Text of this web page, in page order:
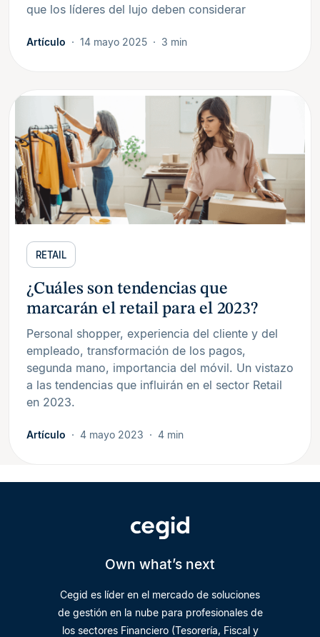
que los líderes del lujo deben considerar
Artículo 14 mayo 2025 3 min
RETAIL
¿Cuáles son tendencias que
marcarán el retail para el 2023?
Personal shopper, experiencia del cliente y del
empleado, transformación de los pagos,
segunda mano, importancia del móvil. Un vistazo
a las tendencias que influirán en el sector Retail
en 2023.
Artículo 4 mayo 2023 4 min
Own what’s next
Cegid es líder en el mercado de soluciones
de gestión en la nube para profesionales de
los sectores Financiero (Tesorería, Fiscal y